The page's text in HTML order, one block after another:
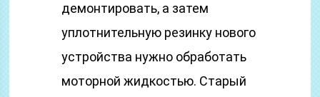
демонтировать, а затем
уплотнительную резинку нового
устройства нужно обработать
моторной жидкостью. Старый